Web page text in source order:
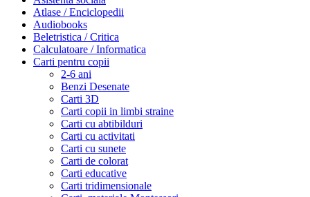
Atlase / Enciclopedii
Audiobooks
Beletristica / Critica
Calculatoare / Informatica
Carti pentru copii
2-6 ani
Benzi Desenate
Carti 3D
Carti copii in limbi straine
Carti cu abtibilduri
Carti cu activitati
Carti cu sunete
Carti de colorat
Carti educative
Carti tridimensionale